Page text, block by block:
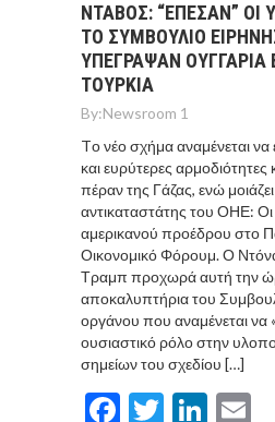
ΝΤΑΒΟΣ: “ΕΠΕΣΑΝ” ΟΙ
ΤΟ ΣΥΜΒΟΥΛΙΟ
ΥΠΕΓΡΑΨΑΝ ΟΥΓΓΑΡΙΑ
ΤΟΥΡΚΙΑ
By:Newsroom 1
Tο νέο σχήμα αναμένεται να
και ευρύτερες
πέραν της Γάζας, ενώ
αντικαταστάτης του ΟΗΕ: Οι
αμερικανού προέδρου στο
Οικονομικό Φόρουμ. Ο
Τραμπ προχωρά αυτή την
αποκαλυπτήρια του
οργάνου που αναμένεται να
ουσιαστικό ρόλο στην
σημείων του σχεδίου […]
Facebook
Twitter